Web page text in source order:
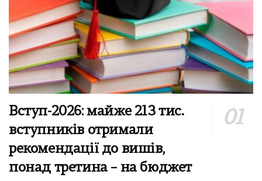
Вступ-2026: майже 213 тис.
вступників отримали
рекомендації до вишів,
понад третина – на бюджет